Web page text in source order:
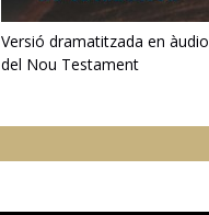
Versió dramatitzada en àudio
del Nou Testament